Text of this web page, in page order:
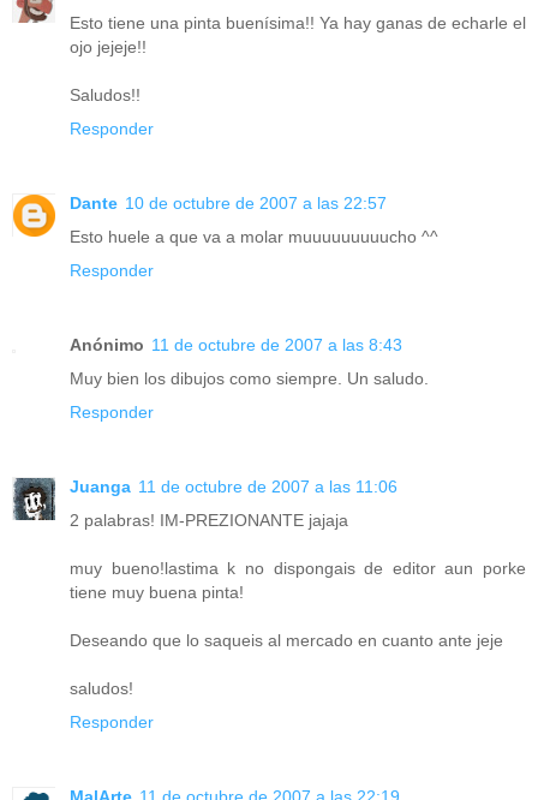
Esto tiene una pinta buenísima!! Ya hay ganas de echarle el
ojo jejeje!!
Saludos!!
Responder
Dante 10 de octubre de 2007 a las 22:57
Esto huele a que va a molar muuuuuuuuucho ^^
Responder
Anónimo 11 de octubre de 2007 a las 8:43
Muy bien los dibujos como siempre. Un saludo.
Responder
Juanga 11 de octubre de 2007 a las 11:06
2 palabras! IM-PREZIONANTE jajaja
muy bueno!lastima k no dispongais de editor aun porke
tiene muy buena pinta!
Deseando que lo saqueis al mercado en cuanto ante jeje
saludos!
Responder
MalArte 11 de octubre de 2007 a las 22:19